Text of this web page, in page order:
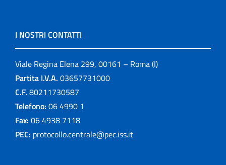
I NOSTRI CONTATTI
Viale Regina Elena 299, 00161 – Roma (I)
Partita I.V.A. 03657731000
C.F. 80211730587
Telefono: 06 4990 1
Fax: 06 4938 7118
PEC: protocollo.centrale@pec.iss.it